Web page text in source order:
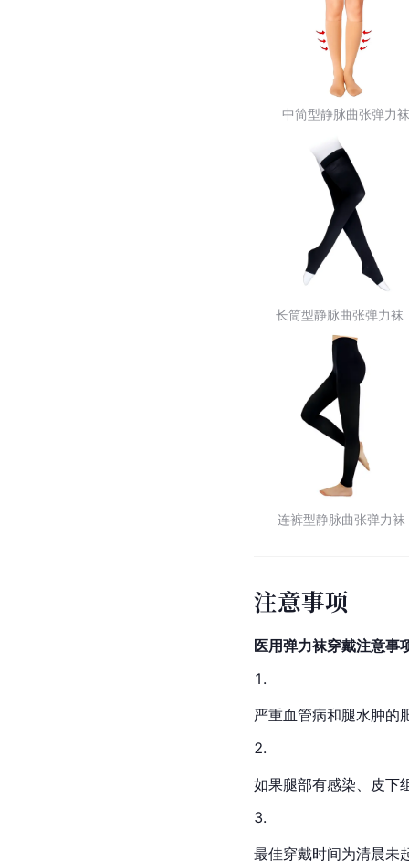
中简型静脉曲张弹力袜
长筒型静脉曲张弹力袜
连裤型静脉曲张弹力袜
注意事项
医用弹力袜穿戴注意事
严重血管病和腿水肿的
如果腿部有感染、 皮下
最佳穿戴时间为清晨未